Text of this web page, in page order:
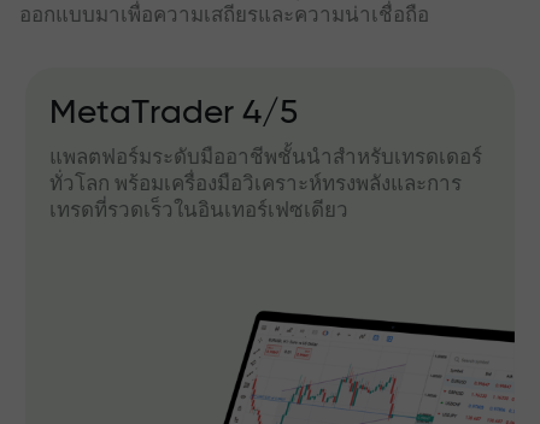
ออกแบบมาเพื่อความเสถียรและความน่าเชื่อถือ
MetaTrader 4/5
แพลตฟอร์มระดับมืออาชีพชั้นนำสำหรับเทรดเดอร์
ทั่วโลก พร้อมเครื่องมือวิเคราะห์ทรงพลังและการ
เทรดที่รวดเร็วในอินเทอร์เฟซเดียว